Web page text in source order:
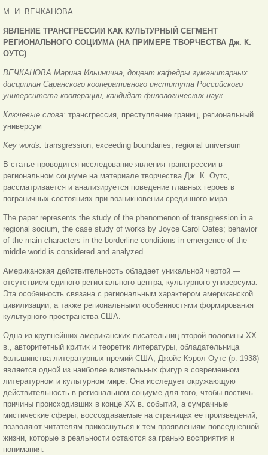
М. И. ВЕЧКАНОВА
ЯВЛЕНИЕ ТРАНСГРЕССИИ КАК КУЛЬТУРНЫЙ СЕГМЕНТ
РЕГИОНАЛЬНОГО СОЦИУМА (НА ПРИМЕРЕ ТВОРЧЕСТВА Дж. К.
ОУТС)
ВЕЧКАНОВА Марина Ильинична, доцент кафедры гуманитарных
дисциплин Саранского кооперативного института Российского
университета кооперации, кандидат филологических наук.
Ключевые слова: трансгрессия, преступление границ, региональный
универсум
Key words: transgression, exceeding boundaries, regional universum
В статье проводится исследование явления трансгрессии в
региональном социуме на материале творчества Дж. К. Оутс,
рассматривается и анализируется поведение главных героев в
пограничных состояниях при возникновении срединного мира.
The paper represents the study of the phenomenon of transgression in a
regional socium, the case study of works by Joyce Carol Oates; behavior
of the main characters in the borderline conditions in emergence of the
middle world is considered and analyzed.
Американская действительность обладает уникальной чертой —
отсутствием единого регионального центра, культурного универсума.
Эта особенность связана с региональным характером американской
цивилизации, а также региональными особенностями формирования
культурного пространства США.
Одна из крупнейших американских писательниц второй половины XX
в., авторитетный критик и теоретик литературы, обладательница
большинства литературных премий США, Джойс Кэрол Оутс (р. 1938)
является одной из наиболее влиятельных фигур в современном
литературном и культурном мире. Она исследует окружающую
действительность в региональном социуме для того, чтобы постичь
причины происходивших в конце XX в. событий, а сумрачные
мистические сферы, воссоздаваемые на страницах ее произведений,
позволяют читателям прикоснуться к тем проявлениям повседневной
жизни, которые в реальности остаются за гранью восприятия и
понимания.